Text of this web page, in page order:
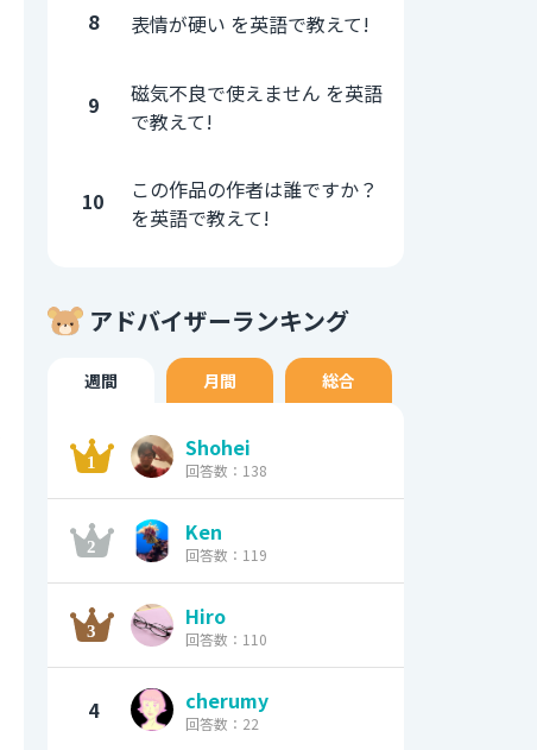
8 表情が硬い を英語で教えて!
9
磁気不良で使えません を英語
で教えて!
10
この作品の作者は誰ですか？
を英語で教えて!
アドバイザーランキング
週間 月間 総合
Shohei
回答数：138
Ken
回答数：119
Hiro
回答数：110
4 cherumy
回答数：22